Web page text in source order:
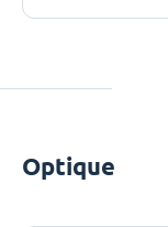
Optique